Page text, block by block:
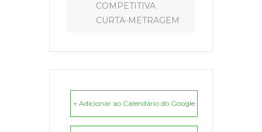
COMPETITIVA
CURTA-METRAGEM
+ Adicionar ao Calendário do Google